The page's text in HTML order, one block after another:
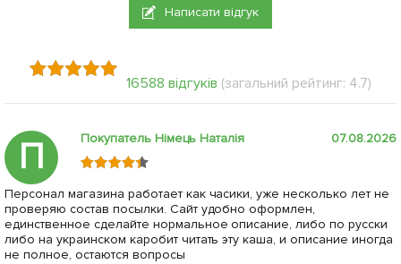
Написати відгук
16588 відгуків (загальний рейтинг: 4.7)
П Покупатель Німець Наталія 07.08.2026
Персонал магазина работает как часики, уже несколько лет не
проверяю состав посылки. Сайт удобно оформлен,
единственное сделайте нормальное описание, либо по русски
либо на украинском каробит читать эту каша, и описание иногда
не полное, остаются вопросы